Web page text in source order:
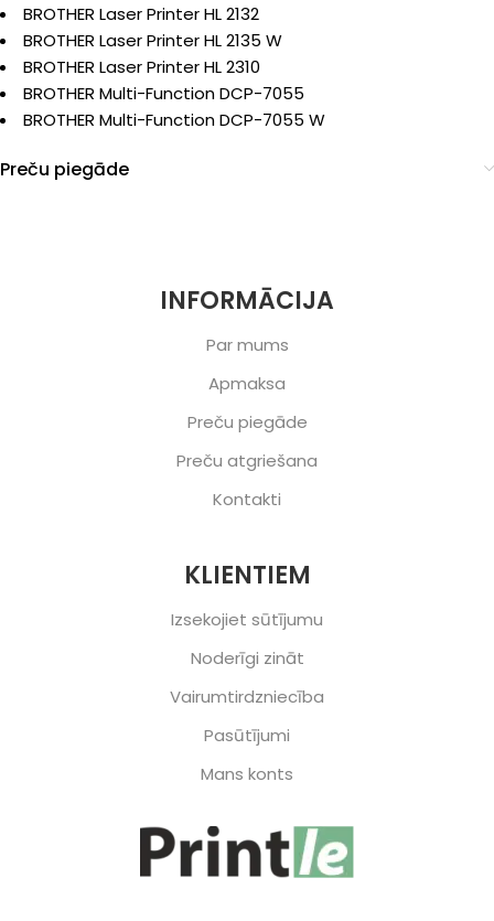
BROTHER Laser Printer HL 2132
BROTHER Laser Printer HL 2135 W
BROTHER Laser Printer HL 2310
BROTHER Multi-Function DCP-7055
BROTHER Multi-Function DCP-7055 W
Preču piegāde
INFORMĀCIJA
Par mums
Apmaksa
Preču piegāde
Preču atgriešana
Kontakti
KLIENTIEM
Izsekojiet sūtījumu
Noderīgi zināt
Vairumtirdzniecība
Pasūtījumi
Mans konts